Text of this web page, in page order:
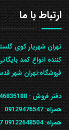
ارتباط با ما
کننده انواع کمد
ف‍روشگاه:تهران شهر
دفتر فروش :021
همراه:09129476547
همراه: 09122648504